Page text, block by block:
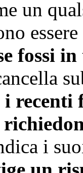
un
fossi in
i
i